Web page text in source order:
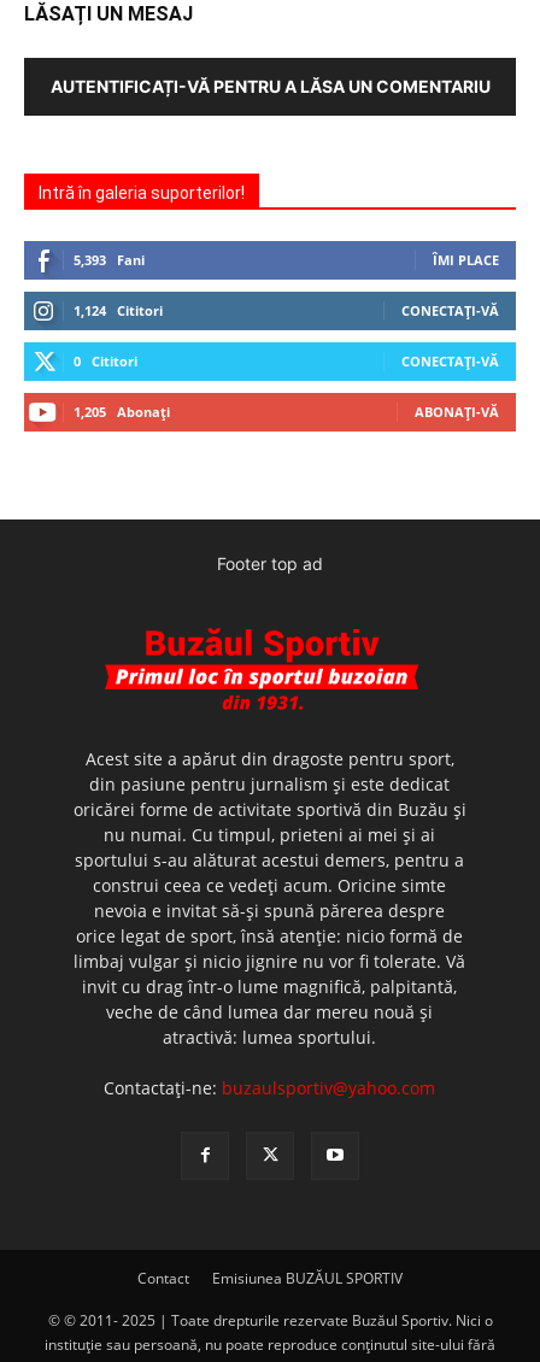
LĂSAȚI UN MESAJ
AUTENTIFICAȚI-VĂ PENTRU A LĂSA UN COMENTARIU
Intră în galeria suporterilor!
5,393 Fani ÎMI PLACE
1,124 Cititori CONECTAȚI-VĂ
0 Cititori CONECTAȚI-VĂ
1,205 Abonați ABONAȚI-VĂ
Footer top ad
Acest site a apărut din dragoste pentru sport,
din pasiune pentru jurnalism şi este dedicat
oricărei forme de activitate sportivă din Buzău şi
nu numai. Cu timpul, prieteni ai mei şi ai
sportului s-au alăturat acestui demers, pentru a
construi ceea ce vedeţi acum. Oricine simte
nevoia e invitat să-şi spună părerea despre
orice legat de sport, însă atenţie: nicio formă de
limbaj vulgar şi nicio jignire nu vor fi tolerate. Vă
invit cu drag într-o lume magnifică, palpitantă,
veche de când lumea dar mereu nouă şi
atractivă: lumea sportului.
Contactați-ne: buzaulsportiv@yahoo.com
Contact Emisiunea BUZĂUL SPORTIV
© © 2011- 2025 | Toate drepturile rezervate Buzăul Sportiv. Nici o
instituţie sau persoană, nu poate reproduce conţinutul site-ului fără